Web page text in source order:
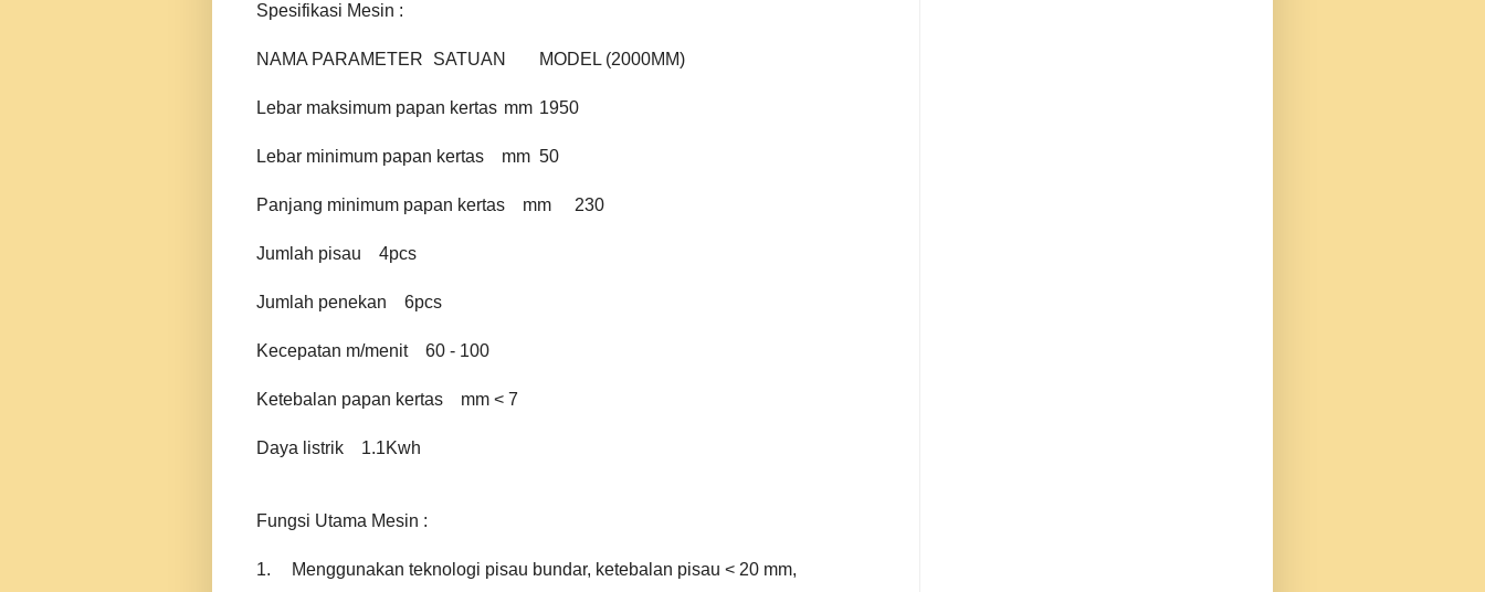
Spesifikasi Mesin :
NAMA PARAMETER SATUAN MODEL (2000MM)
Lebar maksimum papan kertas mm 1950
Lebar minimum papan kertas mm 50
Panjang minimum papan kertas mm 230
Jumlah pisau 4pcs
Jumlah penekan 6pcs
Kecepatan m/menit 60 - 100
Ketebalan papan kertas mm < 7
Daya listrik 1.1Kwh
Fungsi Utama Mesin :
1. Menggunakan teknologi pisau bundar, ketebalan pisau < 20 mm,